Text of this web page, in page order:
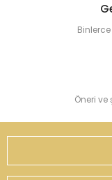
Öneri ve